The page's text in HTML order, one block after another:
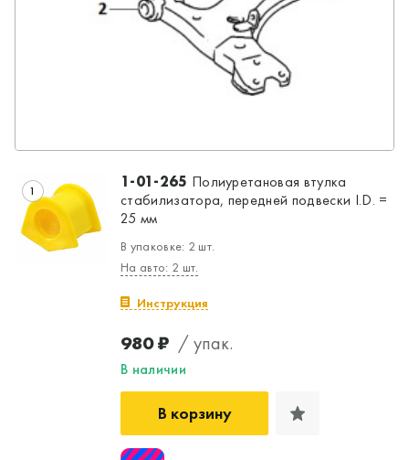
1 1-01-265 Полиуретановая втулка
стабилизатора, передней подвески I.D. =
25 мм
В упаковке: 2 шт.
На авто: 2 шт.
Инструкция
980 ₽ / упак.
В наличии
В корзину